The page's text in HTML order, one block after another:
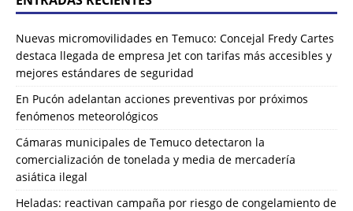
Nuevas micromovilidades en Temuco: Concejal Fredy Cartes
destaca llegada de empresa Jet con tarifas más accesibles y
mejores estándares de seguridad
En Pucón adelantan acciones preventivas por próximos
fenómenos meteorológicos
Cámaras municipales de Temuco detectaron la
comercialización de tonelada y media de mercadería
asiática ilegal
Heladas: reactivan campaña por riesgo de congelamiento de